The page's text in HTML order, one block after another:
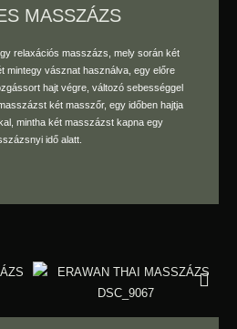
MASSZÁZS
relaxációs masszázs, mely során két
mintegy vásznat használva, egy előre
hajt végre, változó sebességgel
két masszőr, egy időben hajtja
mintha két masszázst kapna egy
idő alatt.
időpontot